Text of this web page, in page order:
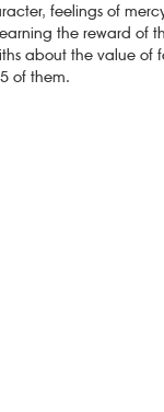
feelings of
the reward of
about the value of
of them.